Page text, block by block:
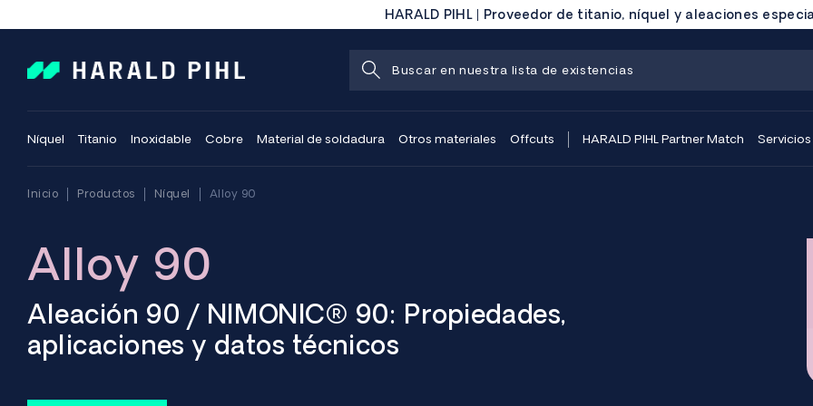
HARALD PIHL | Proveedor de titanio, níquel y aleaciones
Níquel Titanio Inoxidable Cobre Material de soldadura Otros materiales Offcuts HARALD PIHL Partner Match Servicios
Inicio Productos Níquel Alloy 90
Alloy 90
Aleación 90 / NIMONIC® 90: Propiedades,
aplicaciones y datos técnicos